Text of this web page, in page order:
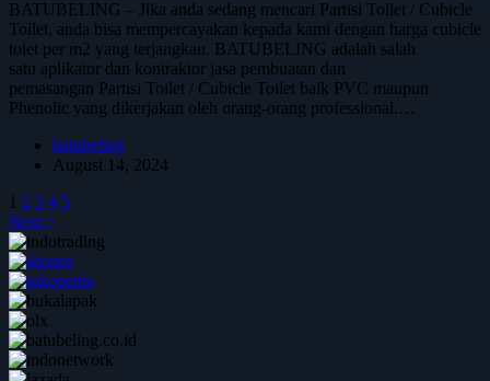
BATUBELING – Jika anda sedang mencari Partisi Toilet / Cubicle
Toilet, anda bisa mempercayakan kepada kami dengan harga cubicle
toiet per m2 yang terjangkau. BATUBELING adalah salah
satu aplikator dan kontraktor jasa pembuatan dan
pemasangan Partisi Toilet / Cubicle Toilet baik PVC maupun
Phenolic yang dikerjakan oleh orang-orang professional.…
batubeling
August 14, 2024
1 2 3 4 5
Next